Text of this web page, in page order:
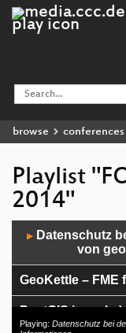
browse conferences
Playlist
2014"
Player
▶
Datenschutz
von
GeoKettle – FME
PostGIS in real :-
Playing: Datenschutz bei